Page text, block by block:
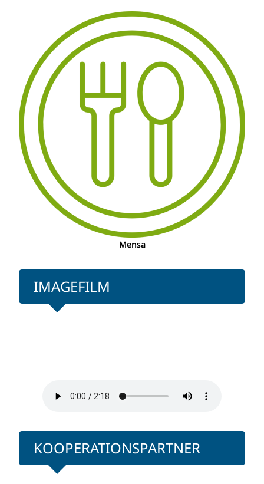
Mensa
IMAGEFILM
KOOPERATIONSPARTNER